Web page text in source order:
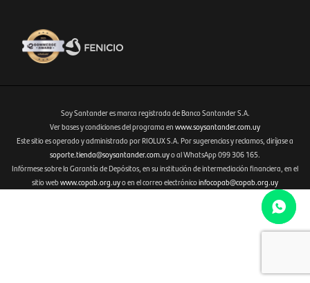
Fenicio eCommerce Uruguay
Soy Santander es marca registrada de Banco Santander S.A.
Ver bases y condiciones del programa en www.soysantander.com.uy
Este sitio es operado y administrado por RIOLUX S.A. Por sugerencias y reclamos, diríjase a
soporte.tienda@soysantander.com.uyo al WhatsApp 099 306 165.
Infórmese sobre la Garantía de Depósitos, en su institución de intermediación financiera, en el
sitio webwww.copab.org.uyo en el correo electrónicoinfocopab@copab.org.uy